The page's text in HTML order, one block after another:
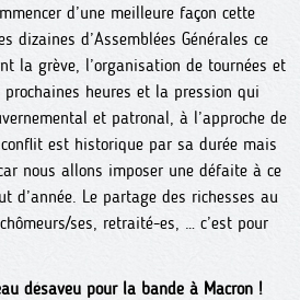
d’une meilleure façon cette
dizaines d’Assemblées Générales ce
la grève, l’organisation de tournées et
heures et la pression qui
et patronal, à l’approche de
est historique par sa durée mais
nous allons imposer une défaite à ce
d’année. Le partage des richesses au
ses, retraité-es, … c’est pour
désaveu pour la bande à Macron !